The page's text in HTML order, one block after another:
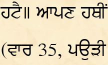
ਹਟੈ॥ ਆਪਣ
(ਵਾਰ 35,